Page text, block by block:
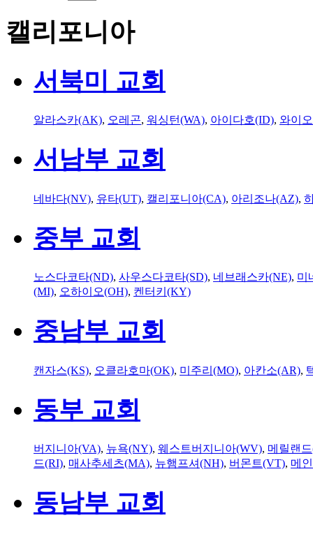
캘리포니아
서북미 교회
알라스카(AK), 오레곤, 워싱턴(WA), 아이다호(ID), 와이
서남부 교회
네바다(NV), 유타(UT), 캘리포니아(CA), 아리조나(AZ),
중부 교회
노스다코타(ND), 사우스다코타(SD), 네브래스카(NE), 미
(MI), 오하이오(OH), 켄터키(KY)
중남부 교회
캔자스(KS), 오클라호마(OK), 미주리(MO), 아칸소(AR),
동부 교회
버지니아(VA), 뉴욕(NY), 웨스트버지니아(WV), 메릴랜
드(RI), 매사추세츠(MA), 뉴햄프셔(NH), 버몬트(VT), 메
동남부 교회